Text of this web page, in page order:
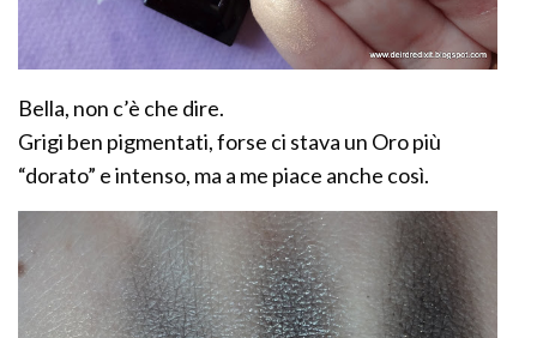
Bella, non c’è che dire.
Grigi ben pigmentati, forse ci stava un Oro più
“dorato” e intenso, ma a me piace anche così.